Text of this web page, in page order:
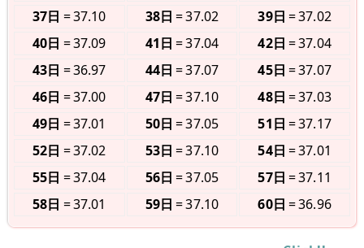
37日
37.10 38日 37.02 39日
37.02
40日
37.09 41日 37.04 42日
37.04
43日
36.97 44日 37.07 45日
37.07
46日
37.00 47日 37.10 48日
37.03
49日
37.01 50日 37.05 51日
37.17
52日
37.02 53日 37.10 54日
37.01
55日
37.04 56日 37.05 57日
37.11
58日
37.01 59日 37.10 60日 36.96